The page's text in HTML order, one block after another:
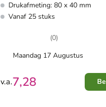
Drukafmeting: 80 x 40 mm
Vanaf 25 stuks
(0)
Maandag 17 Augustus
v.a.7,28